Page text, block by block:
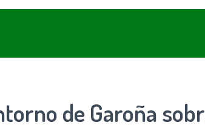
de Garoña